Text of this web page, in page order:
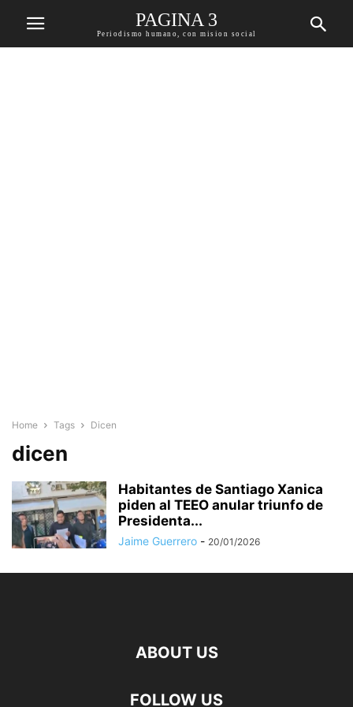
PAGINA 3
Periodismo humano, con mision social
Home Tags Dicen
dicen
Habitantes de Santiago Xanica
piden al TEEO anular triunfo de
Presidenta...
Jaime Guerrero - 20/01/2026
ABOUT US
FOLLOW US